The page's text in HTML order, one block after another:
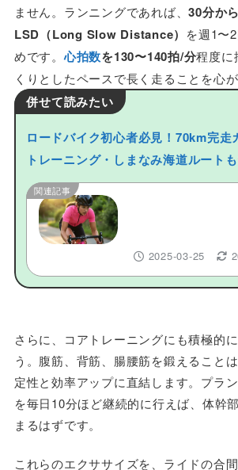
ません。ランニングであれば、30分か
LSD（Long Slow Distance） を週1〜
めです。心拍数を130〜140拍/分程度に
くりとしたペースで長く走ることを心が
併せて読みたい
ロードバイク初心者必見！70km完走
トレーニング・しまなみ海道ルートも
関連記事
2025-03-25
さらに、コアトレーニングにも積極的
う。腹筋、背筋、腸腰筋を鍛えること
定性と効率アップに直結します。プラ
を毎日10分ほど継続的に行えば、体幹
まるはずです。
これらのエクササイズを、ライドの合